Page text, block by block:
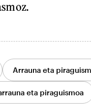
Arrauna eta
eta piraguismoa